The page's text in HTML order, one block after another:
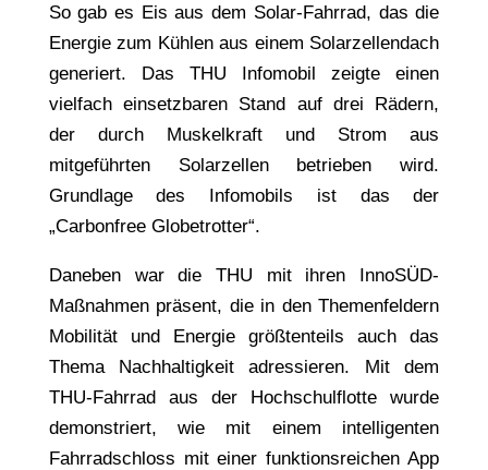
So gab es Eis aus dem Solar-Fahrrad, das die
Energie zum Kühlen aus einem Solarzellendach
generiert. Das THU Infomobil zeigte einen
vielfach einsetzbaren Stand auf drei Rädern,
der durch Muskelkraft und Strom aus
mitgeführten Solarzellen betrieben wird.
Grundlage des Infomobils ist das der
„Carbonfree Globetrotter“.
Daneben war die THU mit ihren InnoSÜD-
Maßnahmen präsent, die in den Themenfeldern
Mobilität und Energie größtenteils auch das
Thema Nachhaltigkeit adressieren. Mit dem
THU-Fahrrad aus der Hochschulflotte wurde
demonstriert, wie mit einem intelligenten
Fahrradschloss mit einer funktionsreichen App